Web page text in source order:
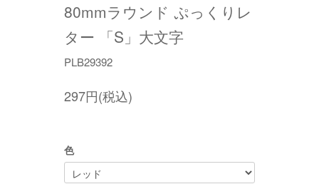
80mmラウンド ぷっくりレ
ター 「S」大文字
PLB29392
297円(税込)
色